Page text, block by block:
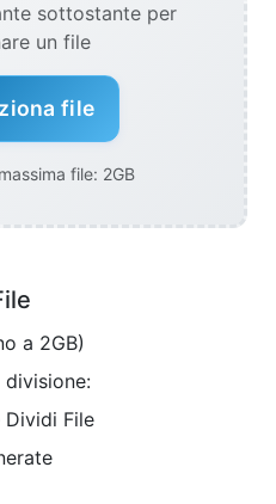
sottostante per
un file
file
file: 2GB
a 2GB)
Dividi File